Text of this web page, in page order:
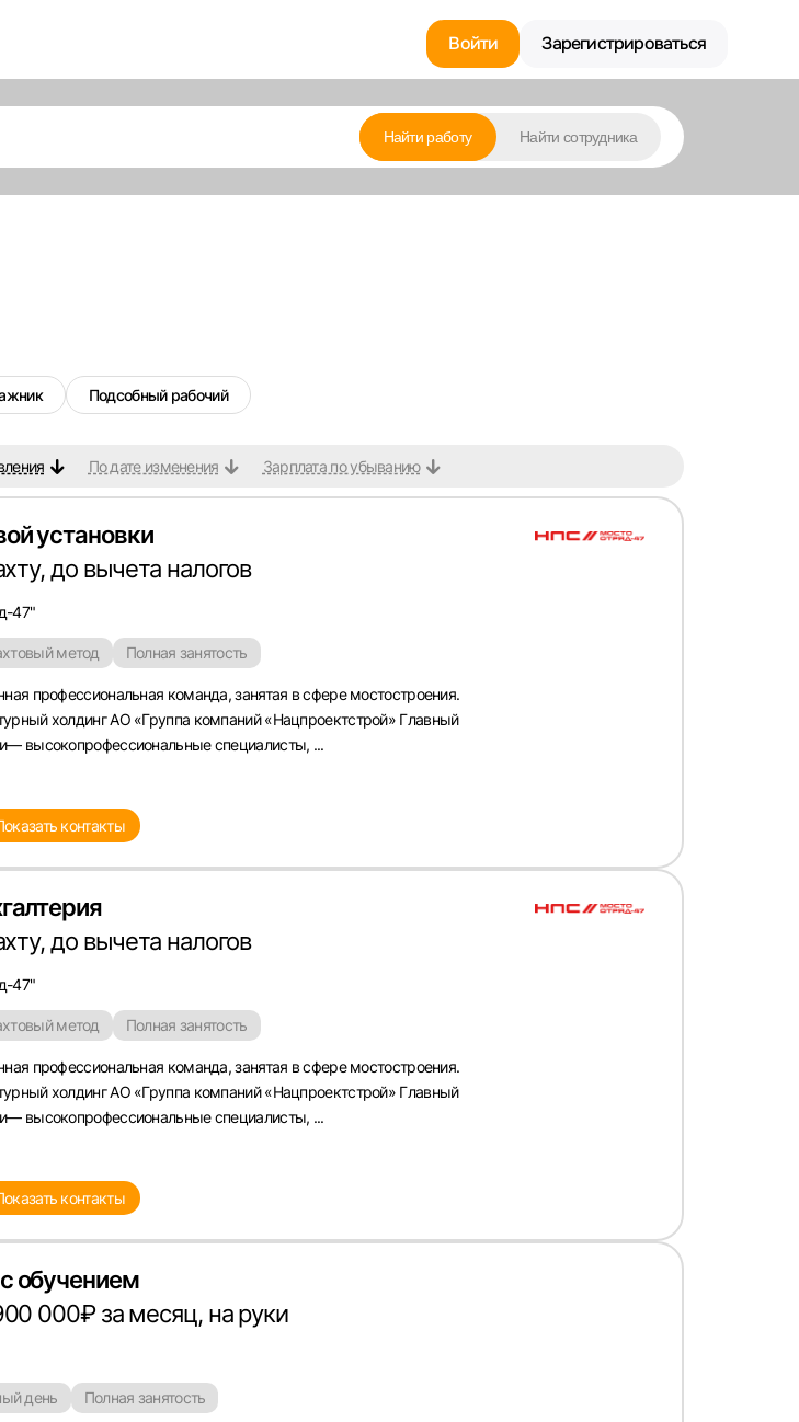
Войти Зарегистрироваться
Найти работу Найти сотрудника
Подсобный рабочий
По дате изменения Зарплата по убыванию
установки
до вычета налогов
47"
метод Полная занятость
профессиональная команда, занятая в сфере мостостроения.
холдинг АО «Группа компаний «Нацпроектстрой» Главный
высокопрофессиональные специалисты, ...
контакты
до вычета налогов
47"
метод Полная занятость
профессиональная команда, занятая в сфере мостостроения.
холдинг АО «Группа компаний «Нацпроектстрой» Главный
высокопрофессиональные специалисты, ...
контакты
обучением
000₽ за месяц, на руки
день Полная занятость